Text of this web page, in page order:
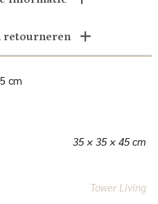
retourneren
cm
35 × 35 × 45 cm
Tower Living